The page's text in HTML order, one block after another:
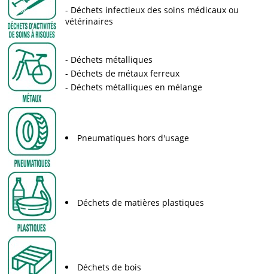
Déchets infectieux des soins médicaux ou
vétérinaires
Déchets métalliques
Déchets de métaux ferreux
Déchets métalliques en mélange
Pneumatiques hors d'usage
Déchets de matières plastiques
Déchets de bois